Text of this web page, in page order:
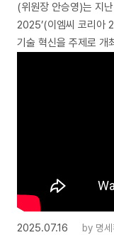
(위원장 안승영)는 지
2025’(이엠씨 코리아
기술 혁신을 주제로 개
2025.07.16 by 명